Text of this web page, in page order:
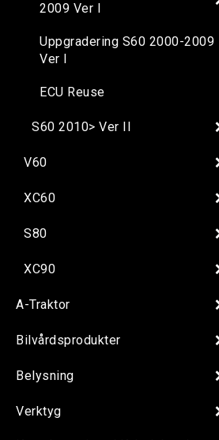
2009 Ver I
Uppgradering S60 2000-2009
Ver I
ECU Reuse
S60 2010> Ver II
V60
XC60
S80
XC90
A-Traktor
Bilvårdsprodukter
Belysning
Verktyg